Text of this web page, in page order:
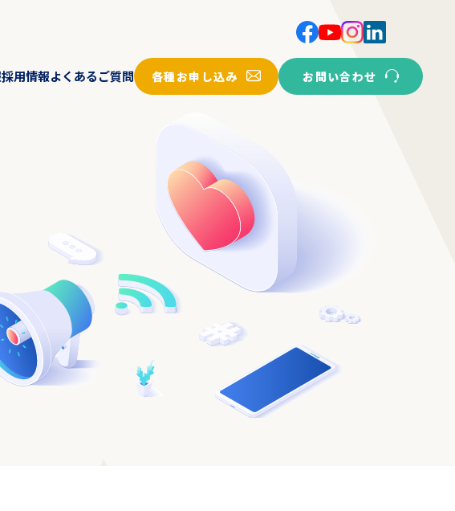
各種お申し込み お問い合わせ